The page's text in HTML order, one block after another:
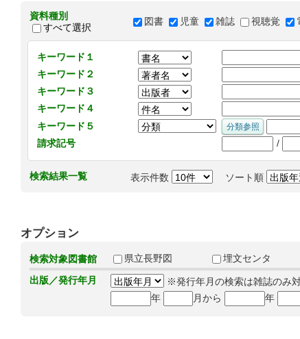
資料種別
すべて選択
図書 児童 雑誌 視聴覚
キーワード１
キーワード２
キーワード３
キーワード４
キーワード５
請求記号
/
検索結果一覧 表示件数 ソート順
オプション
検索対象図書館 県立長野図 埋文センタ
出版／発行年月
※発行年月の検索は雑誌のみ対
年
月から 年